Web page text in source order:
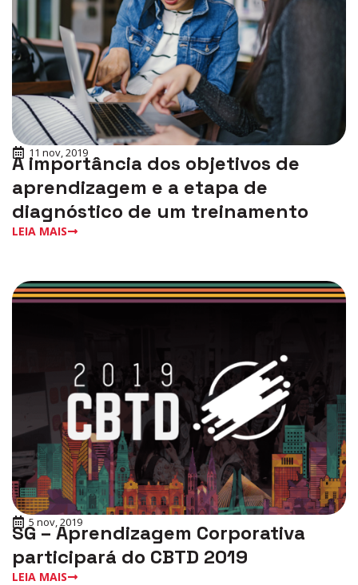
11 nov, 2019
A importância dos objetivos de
aprendizagem e a etapa de
diagnóstico de um treinamento
LEIA MAIS
5 nov, 2019
SG – Aprendizagem Corporativa
participará do CBTD 2019
LEIA MAIS